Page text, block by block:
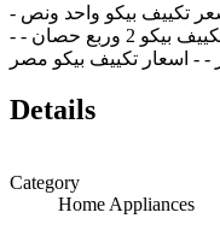
تكييف بيكو واحد ونص -
- سعر تكييف بيكو حصان ونص - - سعر تكييف بيكو 2 وربع حصان - -
- اسعار تكييف بيكو مصر
Details
Category
Home Appliances